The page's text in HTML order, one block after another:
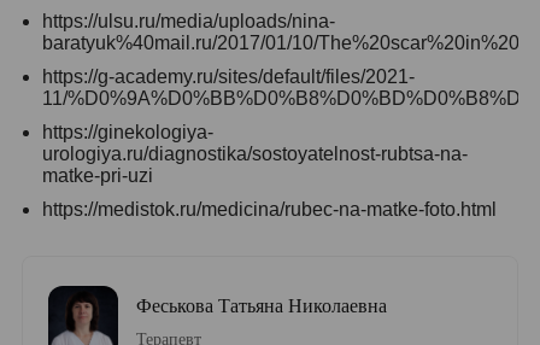
https://ulsu.ru/media/uploads/nina-
baratyuk%40mail.ru/2017/01/10/
https://g-academy.ru/sites/default/files/2021-
11/
https://ginekologiya-
urologiya.ru/diagnostika/sostoyatelnost-rubtsa-na-
matke-pri-uzi
https://medistok.ru/medicina/rubec-na-matke-foto.html
Феськова Татьяна Николаевна
Терапевт